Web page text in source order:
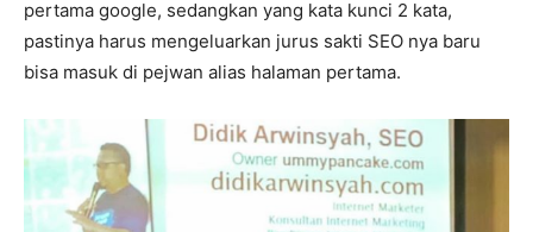
pertama google, sedangkan yang kata kunci 2 kata,
pastinya harus mengeluarkan jurus sakti SEO nya baru
bisa masuk di pejwan alias halaman pertama.